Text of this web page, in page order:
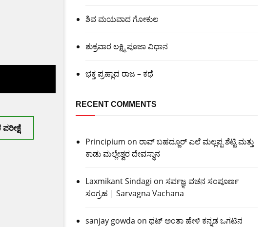
ಶಿವ ಮಯವಾದ ಗೋಕುಲ
ಶುಕ್ರವಾರ ಲಕ್ಷ್ಮಿ ಪೂಜಾ ವಿಧಾನ
ಭಕ್ತ ಪ್ರಹ್ಲಾದ ರಾಜ – ಕಥೆ
RECENT COMMENTS
Principium on ರಾವ್ ಬಹದ್ದೂರ್ ಎಲೆ ಮಲ್ಲಪ್ಪ ಶೆಟ್ಟಿ ಮತ್ತು
ಕಾಡು ಮಲ್ಲೇಶ್ವರ ದೇವಸ್ಥಾನ
Laxmikant Sindagi on ಸರ್ವಜ್ಞ ವಚನ ಸಂಪೂರ್ಣ
ಸಂಗ್ರಹ | Sarvagna Vachana
sanjay gowda on ಥಟ್ ಅಂತಾ ಹೇಳಿ ಕನ್ನಡ ಒಗಟಿನ